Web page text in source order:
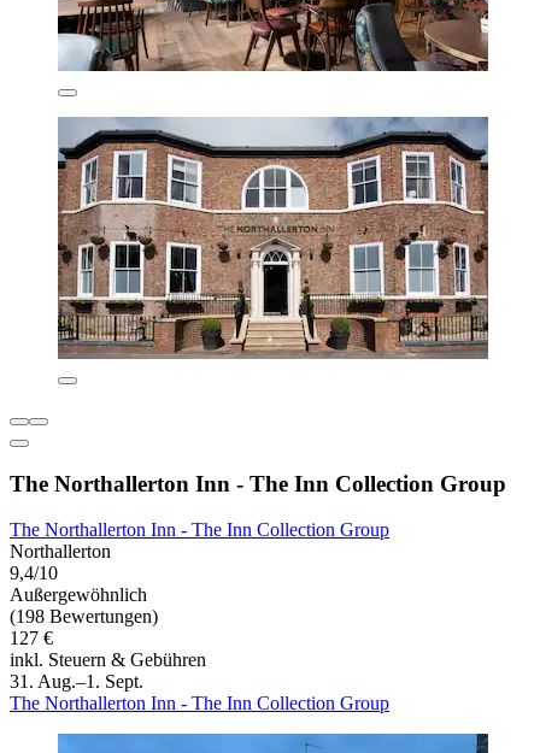
The Northallerton Inn - The Inn Collection Group
The Northallerton Inn - The Inn Collection Group
Northallerton
9,4/10
Außergewöhnlich
(198 Bewertungen)
127 €
inkl. Steuern & Gebühren
31. Aug.–1. Sept.
The Northallerton Inn - The Inn Collection Group